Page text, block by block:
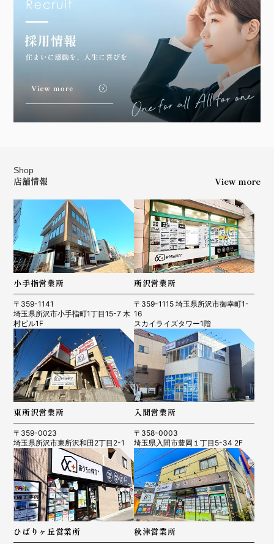
Shop
店舗情報 View more
小手指営業所
〒359-1141
埼玉県所沢市小手指町1丁目15-7 木
村ビル1F
所沢営業所
〒359-1115 埼玉県所沢市御幸町1-
16
スカイライズタワー1階
東所沢営業所
〒359-0023
埼玉県所沢市東所沢和田2丁目2-1
入間営業所
〒358-0003
埼玉県入間市豊岡１丁目5-34 2F
ひばりヶ丘営業所 秋津営業所